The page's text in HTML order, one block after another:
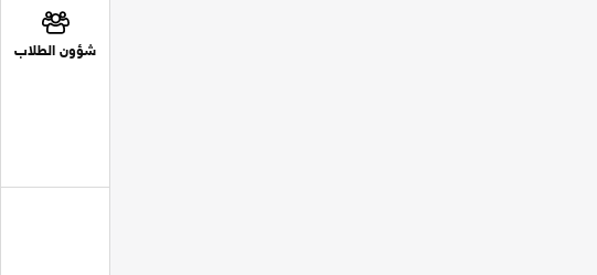
شؤون الطلاب